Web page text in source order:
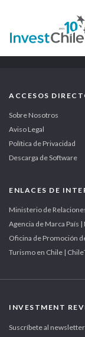
ACCESOS
Sobre Nosotros
Aviso Legal
Política de Privacidad
Descarga de Software
ENLACES DE
Ministerio de
Agencia de Marca País
Oficina de Promoción
Turismo en Chile |
INVESTMENT
Suscríbete al